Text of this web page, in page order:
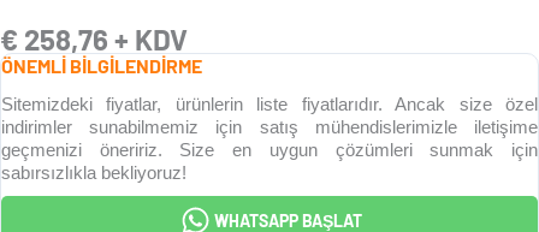
€ 258,76 + KDV
ÖNEMLİ BİLGİLENDİRME
Sitemizdeki fiyatlar, ürünlerin liste fiyatlarıdır. Ancak size özel
indirimler sunabilmemiz için satış mühendislerimizle iletişime
geçmenizi öneririz. Size en uygun çözümleri sunmak için
sabırsızlıkla bekliyoruz!
WHATSAPP BAŞLAT